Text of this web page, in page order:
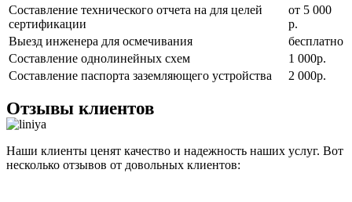
Составление технического отчета на для целей
сертификации
от 5 000
р.
Выезд инженера для осмечивания
бесплатно
Составление однолинейных схем
1 000р.
Составление паспорта заземляющего устройства
2 000р.
Отзывы клиентов
Наши клиенты ценят качество и надежность наших услуг. Вот
несколько отзывов от довольных клиентов: